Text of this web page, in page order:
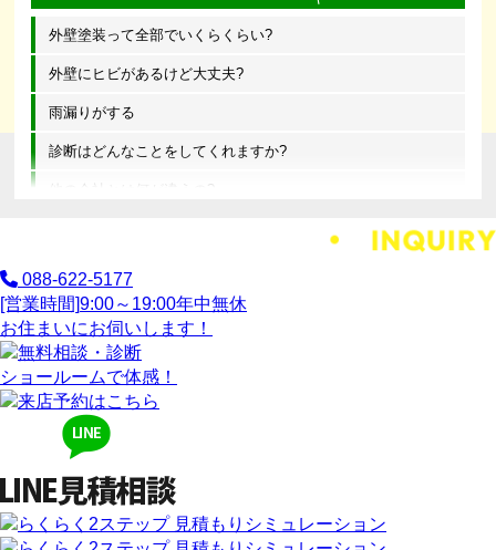
外壁塗装って全部でいくらくらい?
外壁にヒビがあるけど大丈夫?
雨漏りがする
診断はどんなことをしてくれますか?
他の会社とは何が違うの?
088-622-5177
[営業時間]9:00～19:00年中無休
お住まいにお伺いします！
ショールームで体感！